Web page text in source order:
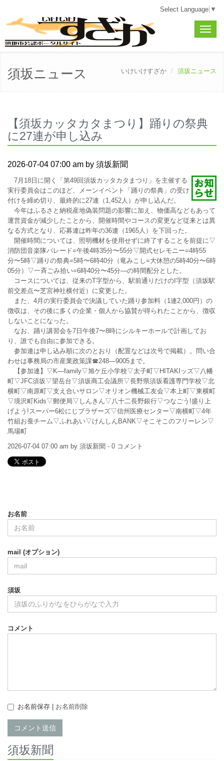
Select Language ▼
Toggle
須坂ニュース いけいけすざか 須坂ニュース
【須坂カッタカタまつり】踊りの祭典
に27連が申し込み
2026-07-04 07:00 am by 須坂新聞
7月18日に開く「第49回須坂カッタカタまつり」を主催する
実行委員会はこのほど、メーンイベント「踊りの祭典」の受け
付けを締め切り、最終的に27連（1,452人）が申し込んだ。
今年はふるさと納税産地偽装問題の影響に加え、物価高などもあって
運営資金が減少したことから、開催時間やコースの変更など従来とは異
なる方式となり、応募連は昨年の36連（1965人）を下回った。
開催時間については、照明機材を使用せずに終了することを前提に▽
消防団音楽隊パレード=午後4時35分〜55分▽開式セレモニー=4時55
分〜5時▽踊りの祭典=5時〜6時40分（竜みこし=大休憩の5時40分〜6時
05分）▽一斉ごみ拾い=6時40分〜45分―の時間配分とした。
コースについては、従来のT字型から、駅前通りだけのI字型（須坂駅
前交差点〜芝宮神社横付近）に変更した。
また、4月の実行委員会で決議していた踊り参加料（1連2,000円）の
徴収は、その後に多くの企業・個人から協賛が得られたことから、徴収
しないことになった。
なお、踊り講習会を7日午後7〜8時にシルキーホールで計画してお
り、誰でも自由に参加できる。
参加連は申し込み順に次のとおり（配置などは次号で掲載）。問い合
わせは事務局の市産業政策課☎248―9005まで。
【参加連】▽K―family▽旭ケ丘小学校▽太子町▽HITAKIッズ▽八幡
町▽JFC須坂▽望岳台▽須坂商工会議所▽長野県須坂看護専門学校▽北
横町▽南原町▽支え合いサロン▽オリオン機械工友会▽本上町▽東横町
▽境沢町Kids▽郵便局▽しんきん▽八十二長野銀行▽つなごう!盛り上
げよう!スーパー6松にじブラザーズ▽信州医療センター▽南横町▽4年
竹組お蚕チーム▽ふれあい▽けんしんBANK▽そこそこのフリーレン▽
馬場町
2026-07-04 07:00 am by 須坂新聞 - 0 コメント
お名前
mail (オプション)
須坂
コメント
お名前保存 | お名前削除
コメント送信
須坂新聞